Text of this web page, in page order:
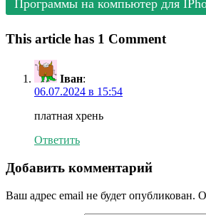
Программы на компьютер для
This article has 1 Comment
Іван:
06.07.2024 в 15:54
платная хрень
Ответить
Добавить комментарий
Ваш адрес email не будет опубликован.